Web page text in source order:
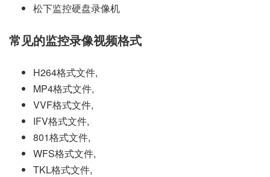
松下监控硬盘录像机
常见的监控录像视频格式
H264格式文件,
MP4格式文件,
VVF格式文件,
IFV格式文件,
801格式文件,
WFS格式文件,
TKL格式文件,